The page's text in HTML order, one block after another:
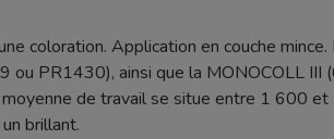
coloration. Application en couche
PR1430), ainsi que la MONOCOLL III
de travail se situe entre 1 600
brillant.